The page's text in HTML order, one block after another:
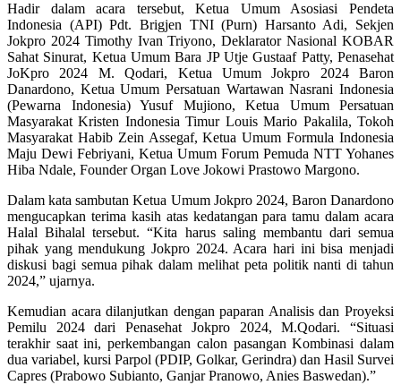
Hadir dalam acara tersebut, Ketua Umum Asosiasi Pendeta
Indonesia (API) Pdt. Brigjen TNI (Purn) Harsanto Adi, Sekjen
Jokpro 2024 Timothy Ivan Triyono, Deklarator Nasional KOBAR
Sahat Sinurat, Ketua Umum Bara JP Utje Gustaaf Patty, Penasehat
JoKpro 2024 M. Qodari, Ketua Umum Jokpro 2024 Baron
Danardono, Ketua Umum Persatuan Wartawan Nasrani Indonesia
(Pewarna Indonesia) Yusuf Mujiono, Ketua Umum Persatuan
Masyarakat Kristen Indonesia Timur Louis Mario Pakalila, Tokoh
Masyarakat Habib Zein Assegaf, Ketua Umum Formula Indonesia
Maju Dewi Febriyani, Ketua Umum Forum Pemuda NTT Yohanes
Hiba Ndale, Founder Organ Love Jokowi Prastowo Margono.
Dalam kata sambutan Ketua Umum Jokpro 2024, Baron Danardono
mengucapkan terima kasih atas kedatangan para tamu dalam acara
Halal Bihalal tersebut. “Kita harus saling membantu dari semua
pihak yang mendukung Jokpro 2024. Acara hari ini bisa menjadi
diskusi bagi semua pihak dalam melihat peta politik nanti di tahun
2024,” ujarnya.
Kemudian acara dilanjutkan dengan paparan Analisis dan Proyeksi
Pemilu 2024 dari Penasehat Jokpro 2024, M.Qodari. “Situasi
terakhir saat ini, perkembangan calon pasangan Kombinasi dalam
dua variabel, kursi Parpol (PDIP, Golkar, Gerindra) dan Hasil Survei
Capres (Prabowo Subianto, Ganjar Pranowo, Anies Baswedan).”